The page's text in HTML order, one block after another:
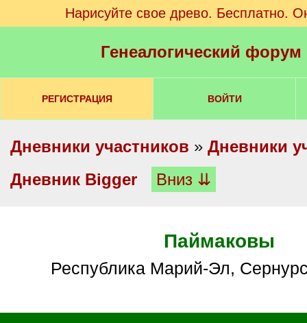
Нарисуйте свое древо. Бесплатно.
Генеалогический
РЕГИСТРАЦИЯ ВОЙТИ
Дневники участников » Дневники
Дневник Bigger
Вниз ⇊
Паймаковы
Республика Марий-Эл,